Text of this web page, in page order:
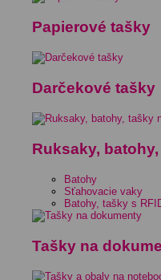
Papierové tašky
Darčekové tašky
Ruksaky,
Batohy
Sťahovacie vaky
Batohy, tašky s
Tašky na